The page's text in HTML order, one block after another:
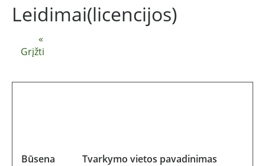
«
Grįžti
Leidimai(licencijos)
Būsena Tvarkymo vietos pavadinimas